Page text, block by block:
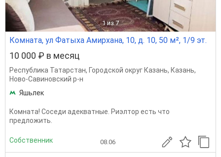
1 из 7
Комната, ул Фатыха Амирхана, 10, д. 10, 50 м², 1/9 эт.
10 000 ₽ в месяц
Республика Татарстан, Городской округ Казань, Казань,
Ново-Савиновский р-н
Яшьлек
Комната! Соседи адекватные. Риэлтор есть что
предложить.
Собственник 08.06